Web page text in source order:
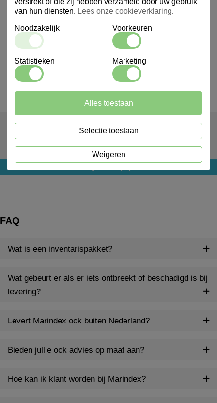
910124
Hondenpoepzakje HDPE hengels groen doos a 2000
zakjes
FAQ
Wat is een inventarispakket?
Wat gebeurt er als er iets ontbreekt of beschadigd is bij
levering?
Levert Marindex ook buiten Nederland?
Bieden jullie ook advies op maat aan?
Hoe kan ik klant worden bij Marindex?
van hun diensten. Lees onze cookieverklaring.
Noodzakelijk Voorkeuren
Statistieken Marketing
Weigeren
Selectie toestaan
Alles toestaan